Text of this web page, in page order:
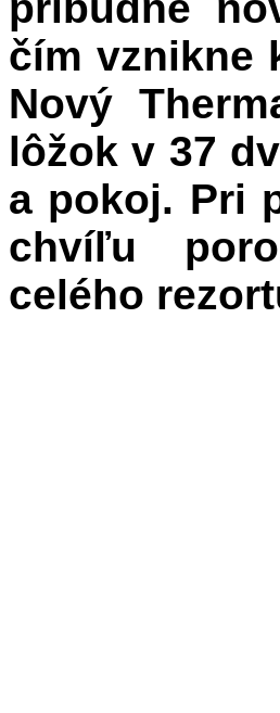
čím vznikne
Nový
lôžok v 37
a pokoj. Pri
chvíľu
celého